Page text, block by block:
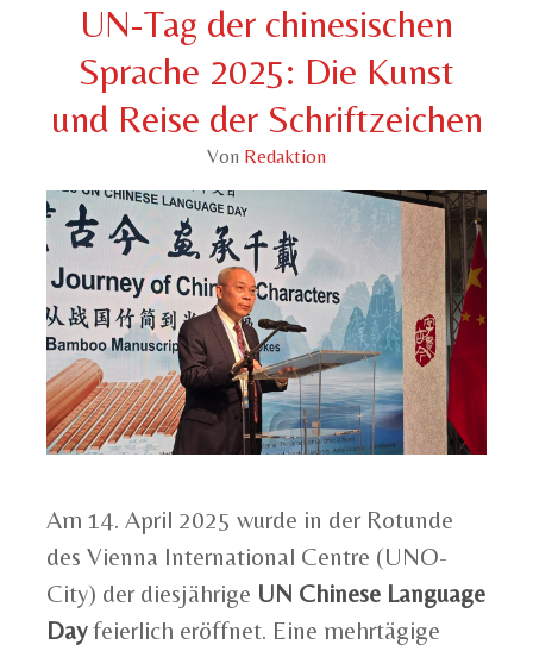
UN-Tag der chinesischen
Sprache 2025: Die Kunst
und Reise der Schriftzeichen
Von Redaktion
Am 14. April 2025 wurde in der Rotunde
des Vienna International Centre (UNO-
City) der diesjährige UN Chinese Language
Dayfeierlich eröffnet. Eine mehrtägige